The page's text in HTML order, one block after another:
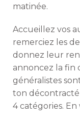
matinée.
Accueillez vos
remerciez les
donnez leur
annoncez la fin
généralistes
ton décontracté
4 catégories.